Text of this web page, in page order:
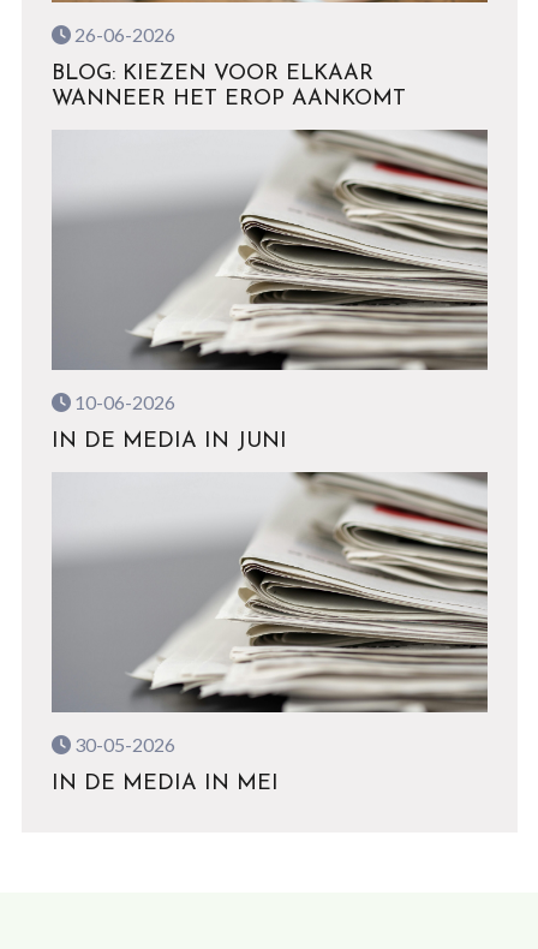
26-06-2026
BLOG: KIEZEN VOOR ELKAAR
WANNEER HET EROP AANKOMT
10-06-2026
IN DE MEDIA IN JUNI
30-05-2026
IN DE MEDIA IN MEI